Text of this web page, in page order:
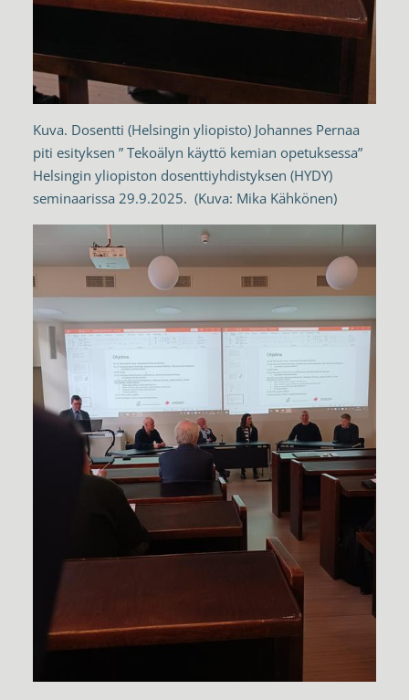
Kuva. Dosentti (Helsingin yliopisto) Johannes Pernaa
piti esityksen ” Tekoälyn käyttö kemian opetuksessa”
Helsingin yliopiston dosenttiyhdistyksen (HYDY)
seminaarissa 29.9.2025. (Kuva: Mika Kähkönen)